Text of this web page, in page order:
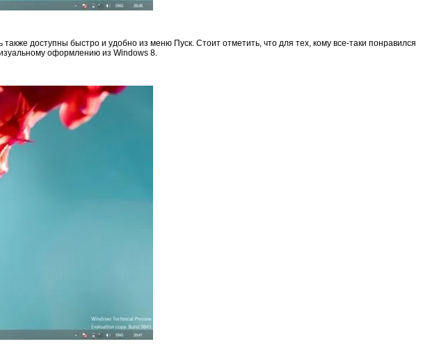
доступны быстро и удобно из меню Пуск. Стоит отметить, что для тех, кому все-таки понравился
оформлению из Windows 8.